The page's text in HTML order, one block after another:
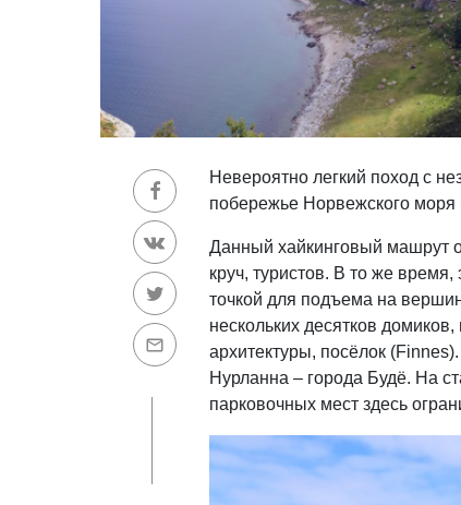
Невероятно легкий поход с
побережье Норвежского
Данный хайкинговый машрут
круч, туристов. В то же
точкой для подъема на
нескольких десятков
архитектуры, посёлок
Нурланна – города Будё. На
парковочных мест здесь